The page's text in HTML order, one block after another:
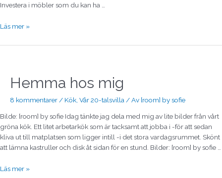
Investera i möbler som du kan ha …
Läs mer »
Hemma hos mig
8 kommentarer / Kök Vår 20-talsvilla / Av [room] by sofie
Bilde: [room] by sofie Idag tänkte jag dela med mig av lite bilder från vårt
gröna kök. Ett litet arbetarkök som är tacksamt att jobba i -för att sedan
kliva ut till matplatsen som ligger intill -i det stora vardagsrummet. Skönt
att lämna kastruller och disk åt sidan för en stund. Bilder: [room] by sofie …
Läs mer »